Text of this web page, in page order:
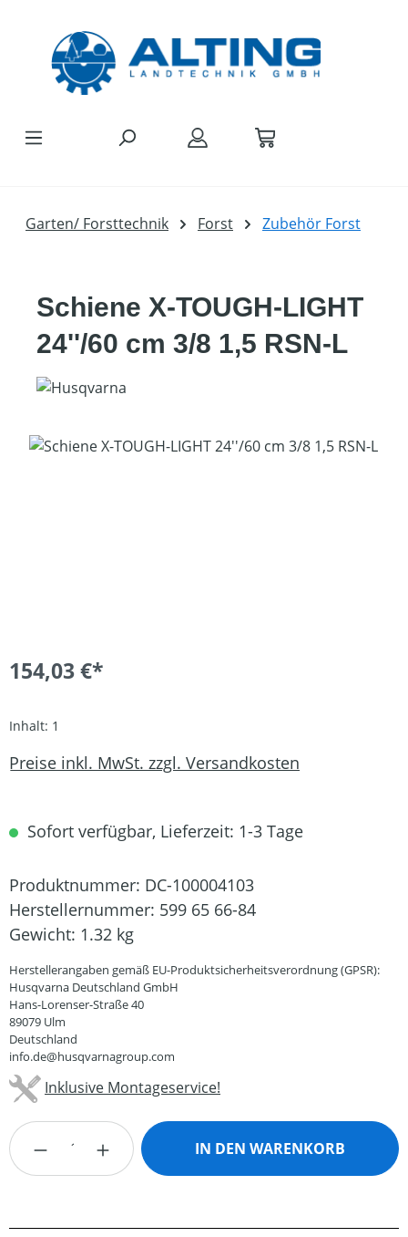
Garten/ Forsttechnik Forst Zubehör Forst
Schiene X-TOUGH-LIGHT
24''/60 cm 3/8 1,5 RSN-L
Bildergalerie überspringen
154,03 €*
Inhalt: 1
Preise inkl. MwSt. zzgl. Versandkosten
Sofort verfügbar, Lieferzeit: 1-3 Tage
Produktnummer: DC-100004103
Herstellernummer: 599 65 66-84
Gewicht: 1.32 kg
Herstellerangaben gemäß EU-Produktsicherheitsverordnung (GPSR):
Husqvarna Deutschland GmbH
Hans-Lorenser-Straße 40
89079 Ulm
Deutschland
info.de@husqvarnagroup.com
Inklusive Montageservice!
Produkt Anzahl: Gib den gewünschten
IN DEN WARENKORB